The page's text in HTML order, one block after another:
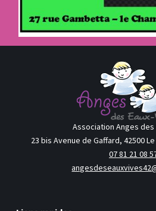
Association Anges des
23 bis Avenue de Gaffard, 42500
07 81 21 08